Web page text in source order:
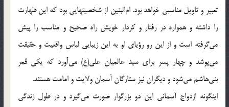
تعبير و تاويل مناسبى خواهد بود. ام‌البنين از شخصيتهايى بود كه اين طهارت
را داشته و همواره در رفتار و كردار خويش راه صحيح و مناسب را پيش
مى‌گرفته است و از اين رو رؤياى او به اين زيبايى لباس واقعيت و حقيقت
مى‌پوشد و چهار پسر براى سيد عالميان على(ع) مى‌آورد كه يكى قمر
بنى‌هاشم مى‌شود و ديگران نيز ستارگان آسمان ولايت و امامت هستند.
اينگونه ازدواج آسمانى اين دو بزرگوار صورت مى‌گيرد و در طول زندگى